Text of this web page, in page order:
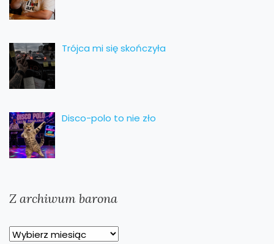
Trójca mi się skończyła
Disco-polo to nie zło
Z archiwum barona
Z